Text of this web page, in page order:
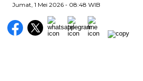
Jumat, 1 Mei 2026 - 08:48 WIB